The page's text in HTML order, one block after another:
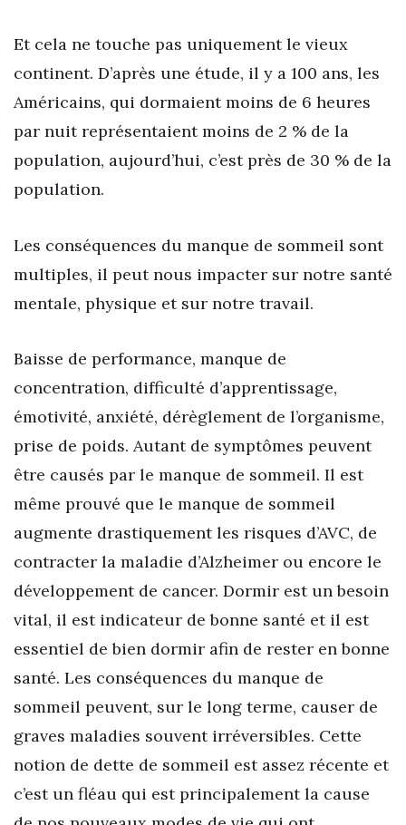
Et cela ne touche pas uniquement le vieux
continent. D’après une étude, il y a 100 ans, les
Américains, qui dormaient moins de 6 heures
par nuit représentaient moins de 2 % de la
population, aujourd’hui, c’est près de 30 % de la
population.
Les conséquences du manque de sommeil sont
multiples, il peut nous impacter sur notre santé
mentale, physique et sur notre travail.
Baisse de performance, manque de
concentration, difficulté d’apprentissage,
émotivité, anxiété, dérèglement de l’organisme,
prise de poids. Autant de symptômes peuvent
être causés par le manque de sommeil. Il est
même prouvé que le manque de sommeil
augmente drastiquement les risques d’AVC, de
contracter la maladie d’Alzheimer ou encore le
développement de cancer. Dormir est un besoin
vital, il est indicateur de bonne santé et il est
essentiel de bien dormir afin de rester en bonne
santé. Les conséquences du manque de
sommeil peuvent, sur le long terme, causer de
graves maladies souvent irréversibles. Cette
notion de dette de sommeil est assez récente et
c’est un fléau qui est principalement la cause